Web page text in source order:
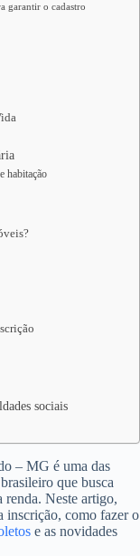
garantir o cadastro
habitação
sociais
– MG é uma das
que busca
Neste artigo,
inscrição, como fazer o
e as novidades